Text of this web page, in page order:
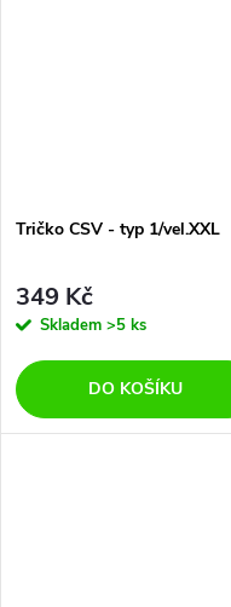
Tričko CSV - typ 1/vel.XXL
349 Kč
Skladem >5 ks
DO KOŠÍKU